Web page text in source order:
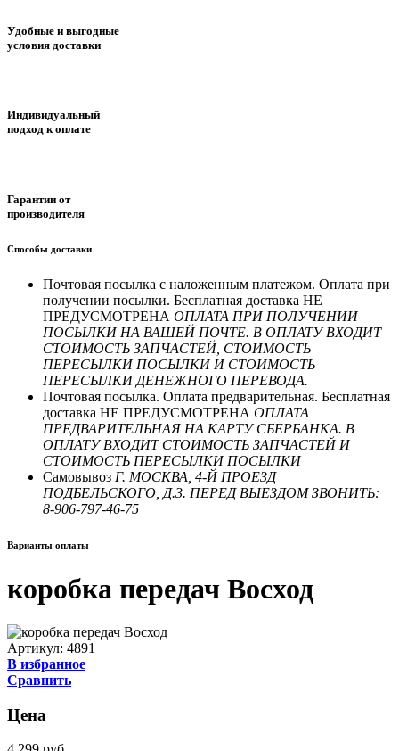
Удобные и выгодные
условия доставки
Индивидуальный
подход к оплате
Гарантии от
производителя
Способы доставки
Почтовая посылка с наложенным платежом. Оплата при
получении посылки. Бесплатная доставка НЕ
ПРЕДУСМОТРЕНА ОПЛАТА ПРИ ПОЛУЧЕНИИ
ПОСЫЛКИ НА ВАШЕЙ ПОЧТЕ. В ОПЛАТУ ВХОДИТ
СТОИМОСТЬ ЗАПЧАСТЕЙ, СТОИМОСТЬ
ПЕРЕСЫЛКИ ПОСЫЛКИ И СТОИМОСТЬ
ПЕРЕСЫЛКИ ДЕНЕЖНОГО ПЕРЕВОДА.
Почтовая посылка. Оплата предварительная. Бесплатная
доставка НЕ ПРЕДУСМОТРЕНА ОПЛАТА
ПРЕДВАРИТЕЛЬНАЯ НА КАРТУ СБЕРБАНКА. В
ОПЛАТУ ВХОДИТ СТОИМОСТЬ ЗАПЧАСТЕЙ И
СТОИМОСТЬ ПЕРЕСЫЛКИ ПОСЫЛКИ
Самовывоз Г. МОСКВА, 4-Й ПРОЕЗД
ПОДБЕЛЬСКОГО, Д.3. ПЕРЕД ВЫЕЗДОМ ЗВОНИТЬ:
8-906-797-46-75
Варианты оплаты
коробка передач Восход
Артикул: 4891
В избранное
Сравнить
Цена